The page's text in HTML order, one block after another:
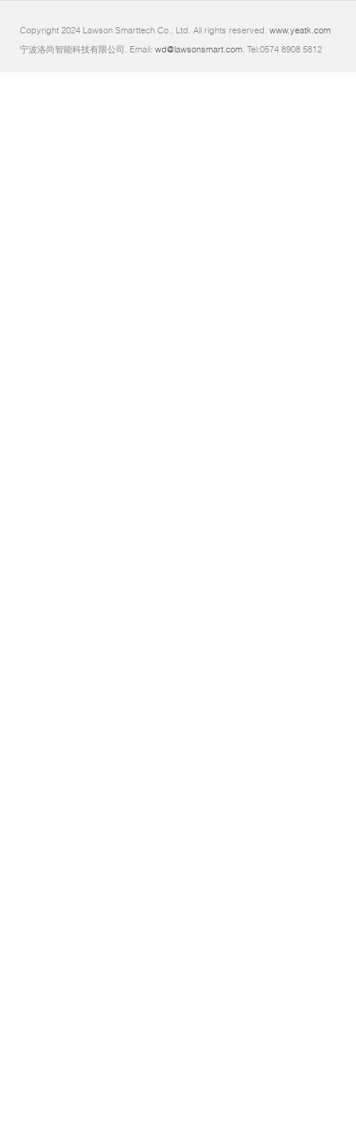
Copyright 2024 Lawson Smarttech Co., Ltd. All rights reserved. www.yeatk.com
宁波洛尚智能科技有限公司. Email: wd@lawsonsmart.com. Tel:0574 8908 5812